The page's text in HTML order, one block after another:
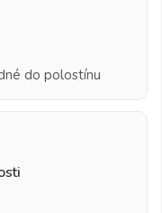
do polostínu